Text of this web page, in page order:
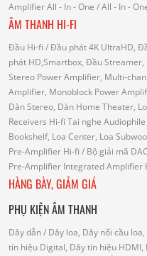
AmplifierAll - In - One / All - In -
ÂM THANH HI-FI
Đầu Hi-fi / Đầu phát 4K UltraHD,
phát HD,Smartbox, Đầu Streamer,
Stereo Power Amplifier, Multi-
Amplifier, Monoblock Power
Dàn Stereo, Dàn Home Theater,
Receivers Hi-fi Tai nghe Audiophile
Bookshelf, Loa Center, Loa
Pre-Amplifier Hi-fi / Bộ giải mã
Pre-Amplifier Integrated Amplifier
HÀNG BÀY, GIẢM GIÁ
PHỤ KIỆN ÂM THANH
Dây dẫn/ Dây loa, Dây nối cầu
tín hiệu Digital, Dây tín hiệu HDMI,